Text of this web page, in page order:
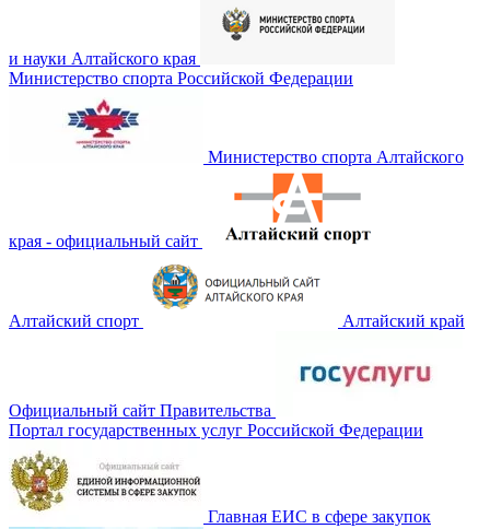
и науки Алтайского края
Министерство спорта Российской Федерации
Министерство спорта Алтайского
края - официальный сайт
Алтайский спорт Алтайский край
Официальный сайт Правительства
Портал государственных услуг Российской Федерации
Главная ЕИС в сфере закупок